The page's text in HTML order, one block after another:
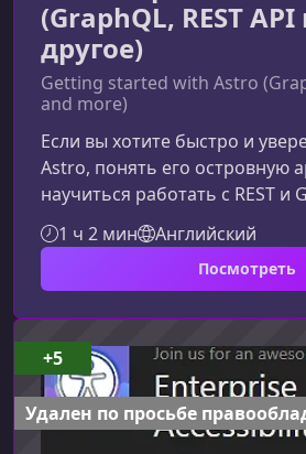
(GraphQL, REST
другое)
Getting started with Astro
and more)
Если вы хотите быстро и
Astro, понять его островную
научиться работать с REST и
создавать динамические
сложности, то этот курс
отправной точкой. Материал
практично: от базовой
интеграции с headless
изучать Astro сегодняAstro
набирает популярность
скорости, гибкости и
создавался с
1 ч 2 мин Английский
Посмотреть
+5
Удален по просьбе